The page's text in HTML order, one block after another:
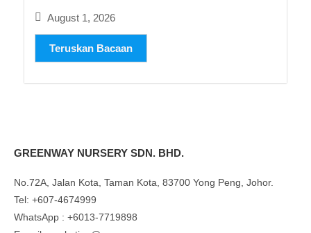
August 1, 2026
Teruskan Bacaan
GREENWAY NURSERY SDN. BHD.
No.72A, Jalan Kota, Taman Kota, 83700 Yong Peng, Johor.
Tel: +607-4674999
WhatsApp : +6013-7719898